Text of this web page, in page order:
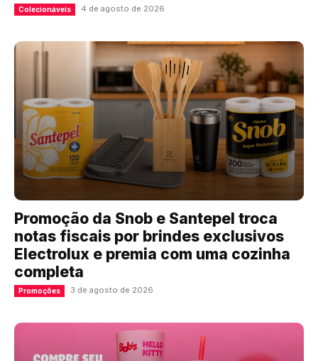
Colecionáveis 4 de agosto de 2026
Promoção da Snob e Santepel troca
notas fiscais por brindes exclusivos
Electrolux e premia com uma cozinha
completa
Promoções 3 de agosto de 2026